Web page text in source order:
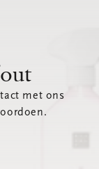
met ons